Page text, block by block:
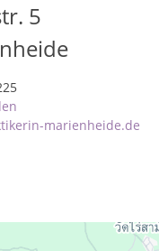
5
marienheide.de